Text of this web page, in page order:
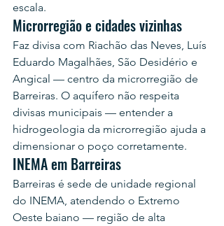
escala.
Microrregião e cidades vizinhas
Faz divisa com Riachão das Neves, Luís
Eduardo Magalhães, São Desidério e
Angical — centro da microrregião de
Barreiras. O aquífero não respeita
divisas municipais — entender a
hidrogeologia da microrregião ajuda a
dimensionar o poço corretamente.
INEMA em Barreiras
Barreiras é sede de unidade regional
do INEMA, atendendo o Extremo
Oeste baiano — região de alta